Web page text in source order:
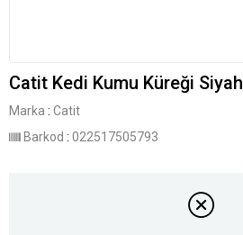
Catit Kedi Kumu Küreği Siyah
Marka : Catit
Barkod : 022517505793